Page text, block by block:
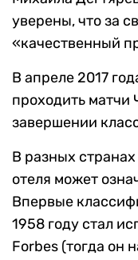
уверены, что за
«качественный
В апреле 2017
проходить
завершении
В разных
отеля может
Впервые
1958 году стал
Forbes (тогда он